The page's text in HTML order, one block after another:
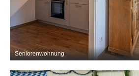
Seniorenwohnung